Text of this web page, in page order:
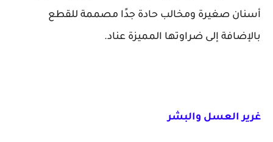
أسنان صغيرة ومخالب حادة جدًا مصممة للقطع
بالإضافة إلى ضراوتها المميزة عناد.
غرير العسل والبشر